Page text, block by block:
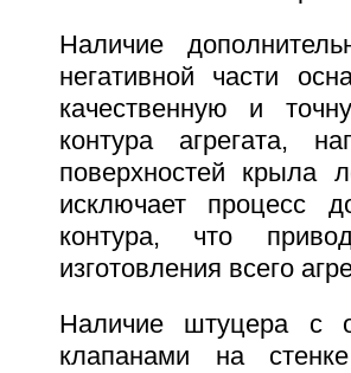
Наличие
негативной части
качественную и
контура агрегата,
поверхностей крыла
исключает процесс
контура, что
изготовления всего
Наличие штуцера с
клапанами на